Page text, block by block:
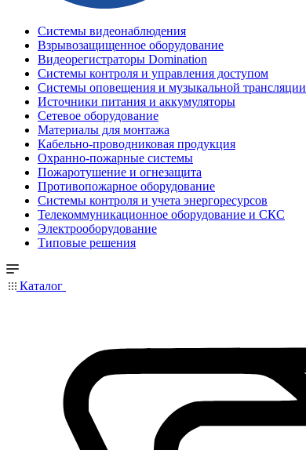
Системы видеонаблюдения
Взрывозащищенное оборудование
Видеорегистраторы Domination
Системы контроля и управления доступом
Системы оповещения и музыкальной трансляции
Источники питания и аккумуляторы
Сетевое оборудование
Материалы для монтажа
Кабельно-проводниковая продукция
Охранно-пожарные системы
Пожаротушение и огнезащита
Противопожарное оборудование
Системы контроля и учета энергоресурсов
Телекоммуникационное оборудование и СКС
Электрооборудование
Типовые решения
Каталог